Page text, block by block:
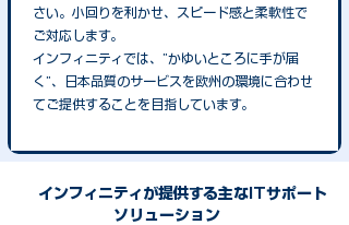
さい。小回りを利かせ、スピード感と柔軟性で
ご対応します。
インフィニティでは、”かゆいところに手が届
く”、日本品質のサービスを欧州の環境に合わせ
てご提供することを目指しています。
インフィニティが提供する主なITサポート
ソリューション